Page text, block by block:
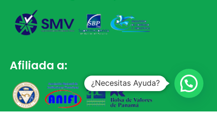
Afiliada a:
¿Necesitas Ayuda?